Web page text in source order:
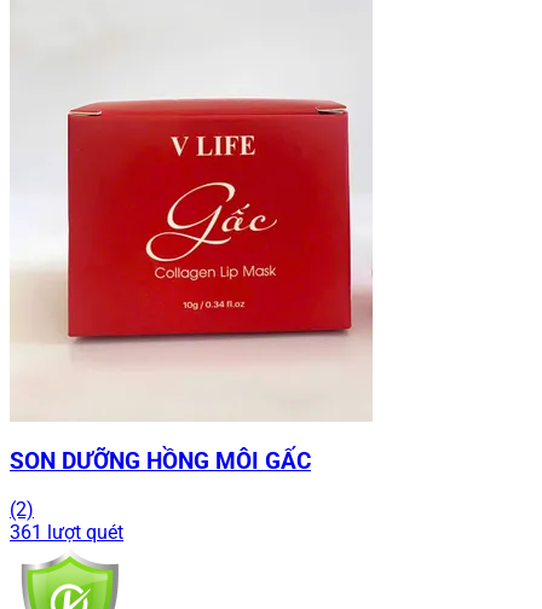
SON DƯỠNG HỒNG MÔI GẤC
(2)
361 lượt quét